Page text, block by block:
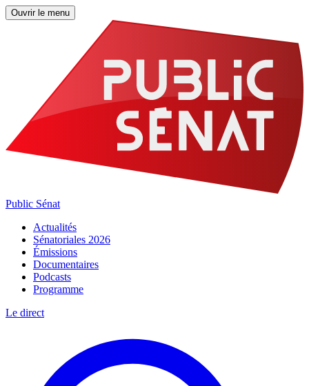
Ouvrir le menu
Public Sénat
Actualités
Sénatoriales 2026
Émissions
Documentaires
Podcasts
Programme
Le direct